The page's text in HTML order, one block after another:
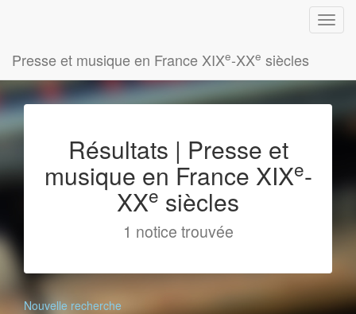
Presse et musique en France XIXe-XXe siècles
Résultats | Presse et
musique en France XIXe-
XXe siècles
1 notice trouvée
Nouvelle recherche